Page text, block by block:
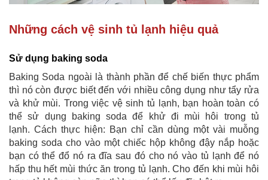
Những cách vệ sinh tủ lạnh hiệu quả
Sử dụng baking soda
Baking Soda ngoài là thành phần để chế biến thực phẩm
thì nó còn được biết đến với nhiều công dụng như tẩy rửa
và khử mùi. Trong việc vệ sinh tủ lạnh, bạn hoàn toàn có
thể sử dụng baking soda để khử đi mùi hôi trong tủ
lạnh. Cách thực hiện: Bạn chỉ cần dùng một vài muỗng
baking soda cho vào một chiếc hộp không đậy nắp hoặc
bạn có thể đổ nó ra đĩa sau đó cho nó vào tủ lạnh để nó
hấp thu hết mùi thức ăn trong tủ lạnh. Cho đến khi mùi hôi